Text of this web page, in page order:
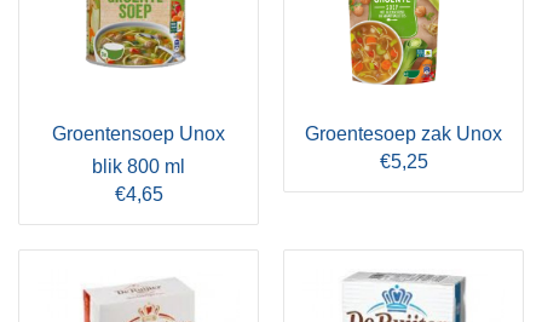
Groentensoep Unox
blik 800 ml
€4,65
Groentesoep zak Unox
€5,25